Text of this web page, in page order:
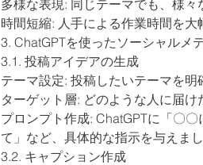
多様な表現: 同じテーマでも、様々
時間短縮: 人手による作業時間を大
3. ChatGPTを使ったソーシャルメ
3.1. 投稿アイデアの生成
テーマ設定: 投稿したいテーマを明
ターゲット層: どのような人に届け
プロンプト作成: ChatGPTに「〇
て」など、具体的な指示を与えまし
3.2. キャプション作成